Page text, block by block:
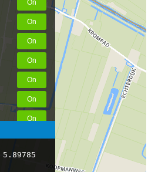
5.89785